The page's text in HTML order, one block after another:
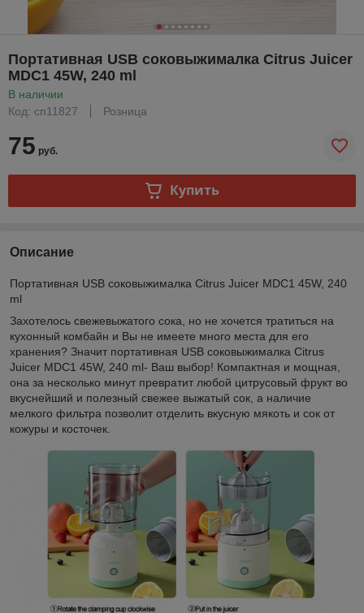
Портативная USB соковыжималка Citrus Juicer
MDC1 45W, 240 ml
В наличии
Код: сп11827
Розница
75 руб.
Купить
Описание
Портативная USB соковыжималка Citrus Juicer MDC1 45W, 240
ml
Захотелось свежевыжатого сока, но не хочется тратиться на
кухонный комбайн и Вы не имеете много места для его
хранения? Значит портативная USB соковыжималка Citrus
Juicer MDC1 45W, 240 ml- Ваш выбор! Компактная и мощная,
она за несколько минут превратит любой цитрусовый фрукт во
вкуснейший и полезный свежее выжатый сок, а наличие
мелкого фильтра позволит отделить вкусную мякоть и сок от
кожуры и косточек.